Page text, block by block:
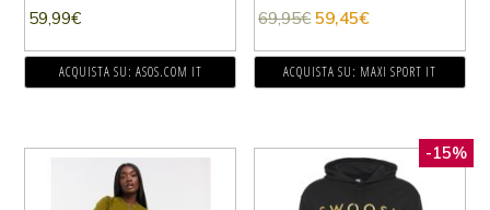
59,99€
ACQUISTA SU: ASOS.COM IT
69,95€ 59,45€
ACQUISTA SU: MAXI SPORT IT
-15%